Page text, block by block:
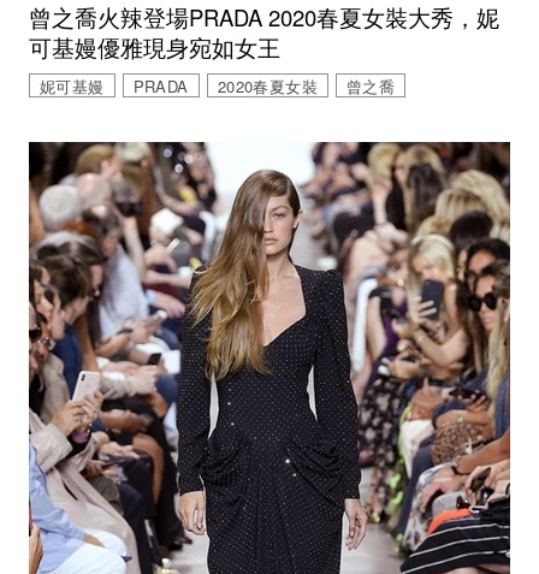
曾之喬火辣登場PRADA 2020春夏女裝大秀，妮
可基嫚優雅現身宛如女王
妮可基嫚 PRADA 2020春夏女裝 曾之喬